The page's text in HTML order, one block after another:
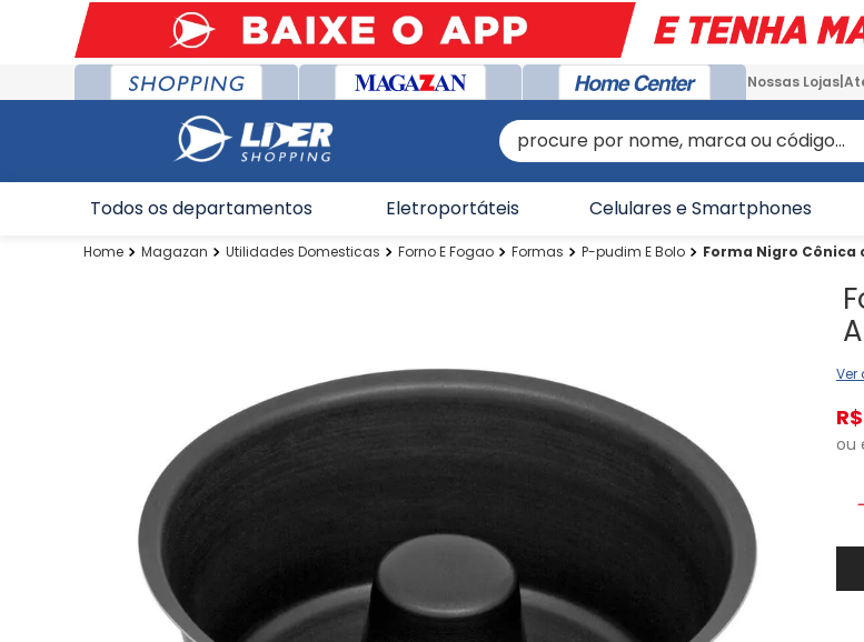
Nossas Lojas
procure por nome, marca ou código...
Todos os departamentos Eletroportáteis Celulares e Smartphones
Magazan Utilidades Domesticas Forno E Fogao Formas P-pudim E Bolo Forma Nigro Cônica
Ver
R$
ou